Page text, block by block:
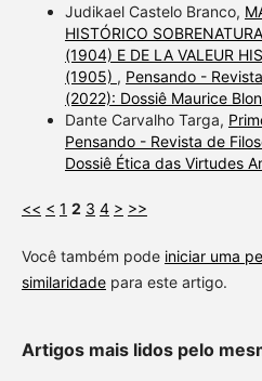
Judikael Castelo Branco,
HISTÓRICO
(1904) E DE LA VALEUR
(1905) , Pensando -
(2022): Dossiê Maurice
Dante Carvalho Targa,
Pensando - Revista de
Dossiê Ética das Virtudes
<< < 1 2 3 4 > >>
Você também pode iniciar uma
similaridadepara este artigo.
Artigos mais lidos pelo